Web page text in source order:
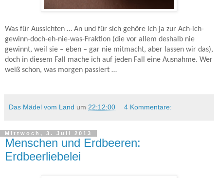
Was für Aussichten … An und für sich gehöre ich ja zur Ach-ich-
gewinn-doch-eh-nie-was-Fraktion (die vor allem deshalb nie
gewinnt, weil sie – eben – gar nie mitmacht, aber lassen wir das),
doch in diesem Fall mache ich auf jeden Fall eine Ausnahme. Wer
weiß schon, was morgen passiert …
Das Mädel vom Land um 22:12:00 4 Kommentare:
Mittwoch, 3. Juli 2013
Menschen und Erdbeeren:
Erdbeerliebelei